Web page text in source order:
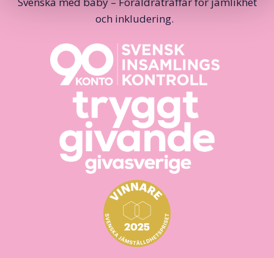
och inkludering.